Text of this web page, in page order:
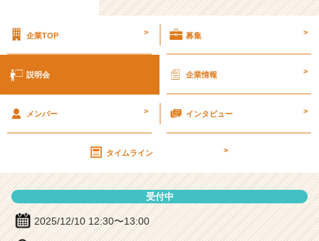
明
細
チ
ャ
ー・
成
長
企業TOP > 募集 >
説明会 企業情報 >
メンバー > インタビュー >
タイムライン >
受付中
2025/12/10 12:30〜13:00